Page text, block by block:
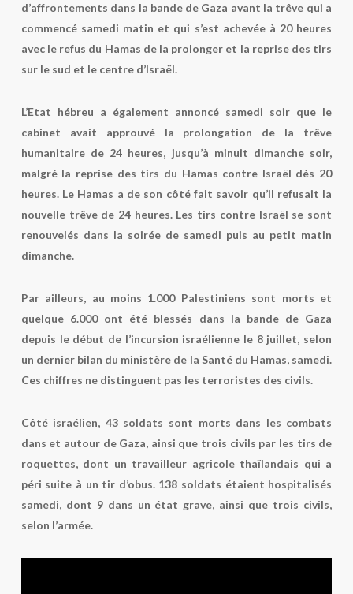
d’affrontements dans la bande de Gaza avant la trêve qui a
commencé samedi matin et qui s’est achevée à 20 heures
avec le refus du Hamas de la prolonger et la reprise des tirs
sur le sud et le centre d’Israël.
L’Etat hébreu a également annoncé samedi soir que le
cabinet avait approuvé la prolongation de la trêve
humanitaire de 24 heures, jusqu’à minuit dimanche soir,
malgré la reprise des tirs du Hamas contre Israël dès 20
heures. Le Hamas a de son côté fait savoir qu’il refusait la
nouvelle trêve de 24 heures. Les tirs contre Israël se sont
renouvelés dans la soirée de samedi puis au petit matin
dimanche.
Par ailleurs, au moins 1.000 Palestiniens sont morts et
quelque 6.000 ont été blessés dans la bande de Gaza
depuis le début de l’incursion israélienne le 8 juillet, selon
un dernier bilan du ministère de la Santé du Hamas, samedi.
Ces chiffres ne distinguent pas les terroristes des civils.
Côté israélien, 43 soldats sont morts dans les combats
dans et autour de Gaza, ainsi que trois civils par les tirs de
roquettes, dont un travailleur agricole thaïlandais qui a
péri suite à un tir d’obus. 138 soldats étaient hospitalisés
samedi, dont 9 dans un état grave, ainsi que trois civils,
selon l’armée.